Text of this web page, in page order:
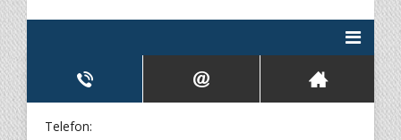
Telefon: